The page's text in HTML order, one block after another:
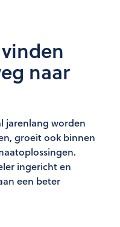
naar
jarenlang worden
groeit ook binnen
ingericht en
een beter